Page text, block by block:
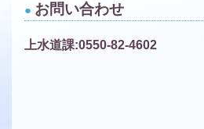
お問い合わせ
上水道課:0550-82-4602